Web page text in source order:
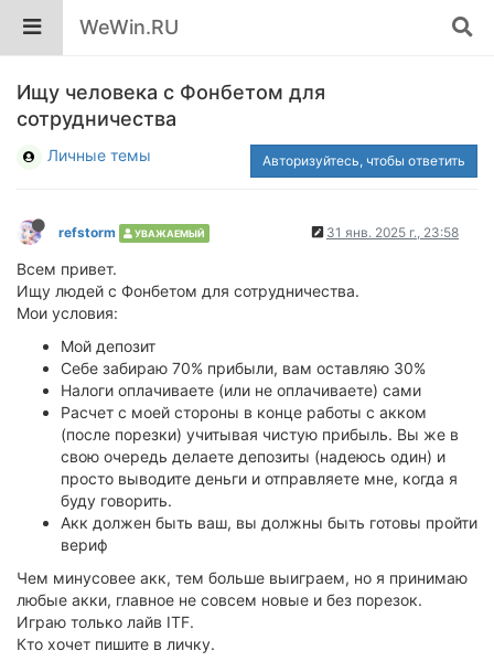
WeWin.RU
Ищу человека с Фонбетом для
сотрудничества
Личные темы Авторизуйтесь, чтобы ответить
refstorm УВАЖАЕМЫЙ 31 янв. 2025 г., 23:58
Всем привет.
Ищу людей с Фонбетом для сотрудничества.
Мои условия:
Мой депозит
Себе забираю 70% прибыли, вам оставляю 30%
Налоги оплачиваете (или не оплачиваете) сами
Расчет с моей стороны в конце работы с акком
(после порезки) учитывая чистую прибыль. Вы же в
свою очередь делаете депозиты (надеюсь один) и
просто выводите деньги и отправляете мне, когда я
буду говорить.
Акк должен быть ваш, вы должны быть готовы пройти
вериф
Чем минусовее акк, тем больше выиграем, но я принимаю
любые акки, главное не совсем новые и без порезок.
Играю только лайв ITF.
Кто хочет пишите в личку.